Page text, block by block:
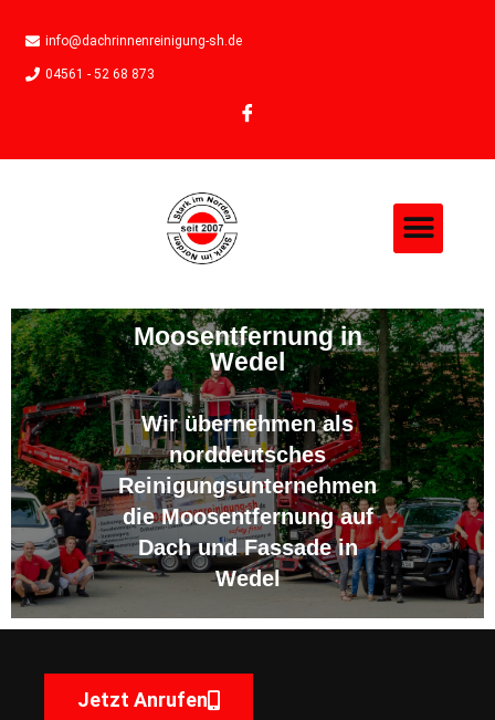
info@dachrinnenreinigung-sh.de
04561 - 52 68 873
Moosentfernung in
Wedel
Wir übernehmen als
norddeutsches
Reinigungsunternehmen
die Moosentfernung auf
Dach und Fassade in
Wedel
Jetzt Anrufen